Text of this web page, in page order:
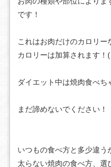
です！
これはお肉だけのカロリ
カロリーは加算されます！(
ダイエット中は焼肉食べち
まだ諦めないでください！
いつもの食べ方と多少違う
太らない焼肉の食べ方、選